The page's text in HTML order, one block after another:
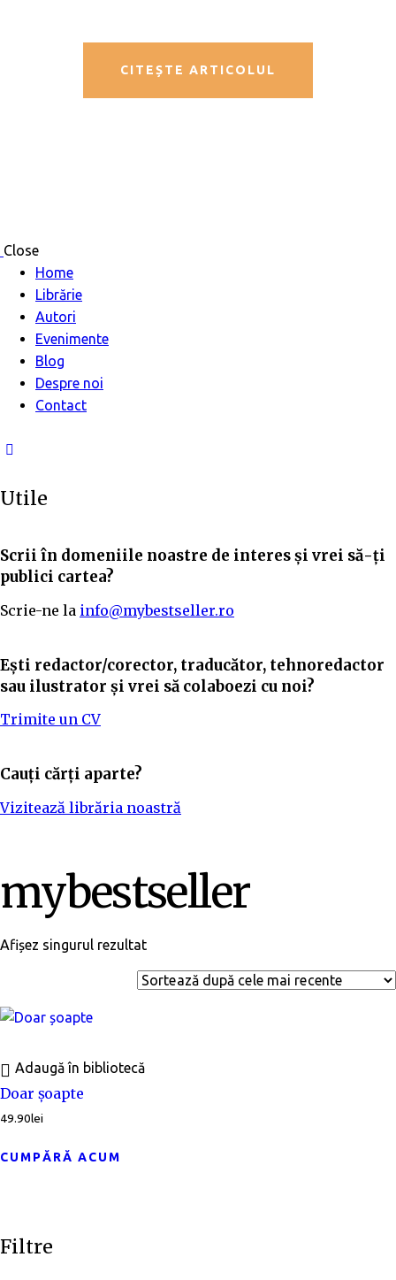
CITEȘTE ARTICOLUL
Close
Home
Librărie
Autori
Evenimente
Blog
Despre noi
Contact
Utile
Scrii în domeniile noastre de interes și vrei să-ți
publici cartea?
Scrie-ne la info@mybestseller.ro
Ești redactor/corector, traducător, tehnoredactor
sau ilustrator și vrei să colaboezi cu noi?
Trimite un CV
Cauți cărți aparte?
Vizitează librăria noastră
mybestseller
Afișez singurul rezultat
Adaugă în bibliotecă
Doar șoapte
49.90lei
CUMPĂRĂ ACUM
Filtre